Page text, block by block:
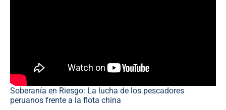
Soberanía en Riesgo: La lucha de los pescadores
peruanos frente a la flota china